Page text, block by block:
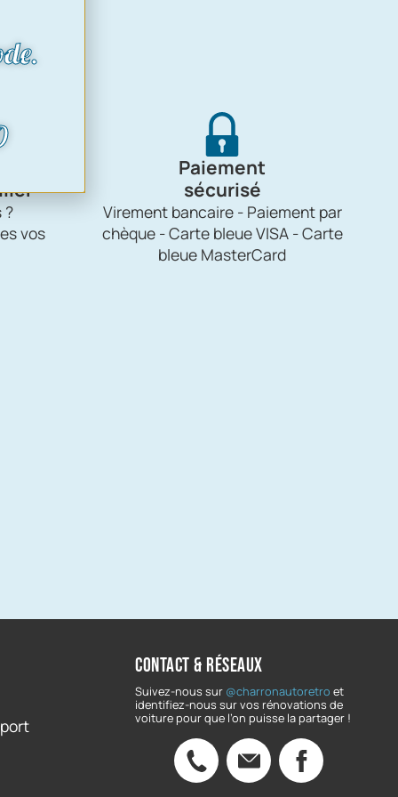
?
vos
Paiement
sécurisé
Virement bancaire - Paiement par
chèque - Carte bleue VISA - Carte
bleue MasterCard
Contact & réseaux
Suivez-nous sur @charronautoretro et
identifiez-nous sur vos rénovations de
voiture pour que l’on puisse la partager !